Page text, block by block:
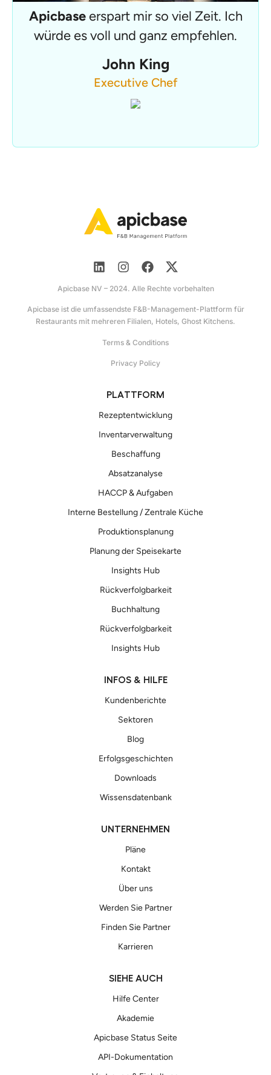
Apicbaseerspart mir so viel Zeit. Ich
würde es voll und ganz empfehlen.
John King
Executive Chef
Apicbase NV – 2024. Alle Rechte vorbehalten
Apicbase ist die umfassendste F&B-Management-Plattform für
Restaurants mit mehreren Filialen, Hotels, Ghost Kitchens.
Terms & Conditions
Privacy Policy
PLATTFORM
Rezeptentwicklung
Inventarverwaltung
Beschaffung
Absatzanalyse
HACCP & Aufgaben
Interne Bestellung / Zentrale Küche
Produktionsplanung
Planung der Speisekarte
Insights Hub
Rückverfolgbarkeit
Buchhaltung
Rückverfolgbarkeit
Insights Hub
INFOS & HILFE
Kundenberichte
Sektoren
Blog
Erfolgsgeschichten
Downloads
Wissensdatenbank
UNTERNEHMEN
Pläne
Kontakt
Über uns
Werden Sie Partner
Finden Sie Partner
Karrieren
SIEHE AUCH
Hilfe Center
Akademie
Apicbase Status Seite
API-Dokumentation